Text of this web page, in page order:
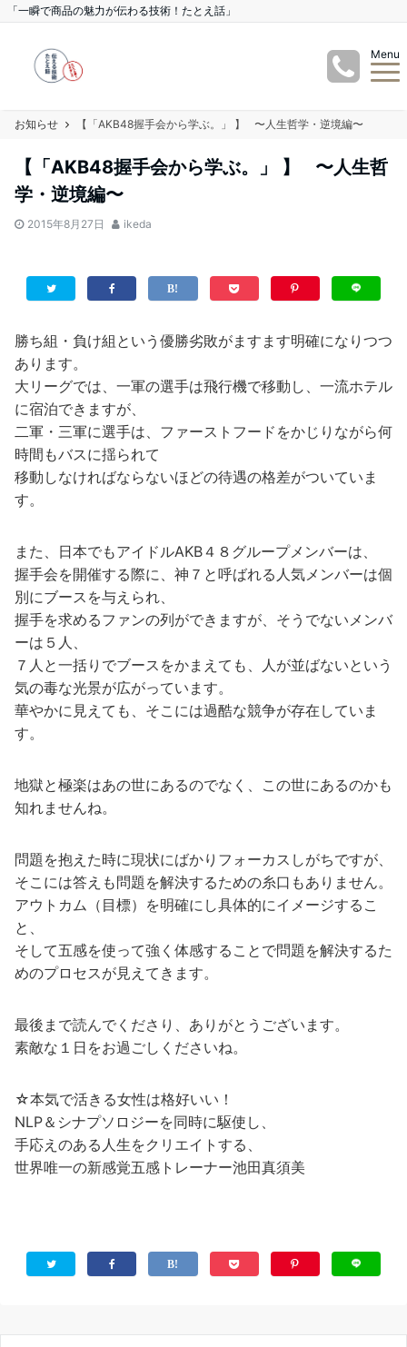
「一瞬で商品の魅力が伝わる技術！たとえ話」
Menu
お知らせ 【「AKB48握手会から学ぶ。」 】 〜人生哲学・逆境編〜
【「AKB48握手会から学ぶ。」 】 〜人生哲
学・逆境編〜
2015年8月27日 ikeda
勝ち組・負け組という優勝劣敗がますます明確になりつつ
あります。
大リーグでは、一軍の選手は飛行機で移動し、一流ホテル
に宿泊できますが、
二軍・三軍に選手は、ファーストフードをかじりながら何
時間もバスに揺られて
移動しなければならないほどの待遇の格差がついていま
す。
また、日本でもアイドルAKB４８グループメンバーは、
握手会を開催する際に、神７と呼ばれる人気メンバーは個
別にブースを与えられ、
握手を求めるファンの列ができますが、そうでないメンバ
ーは５人、
７人と一括りでブースをかまえても、人が並ばないという
気の毒な光景が広がっています。
華やかに見えても、そこには過酷な競争が存在していま
す。
地獄と極楽はあの世にあるのでなく、この世にあるのかも
知れませんね。
問題を抱えた時に現状にばかりフォーカスしがちですが、
そこには答えも問題を解決するための糸口もありません。
アウトカム（目標）を明確にし具体的にイメージするこ
と、
そして五感を使って強く体感することで問題を解決するた
めのプロセスが見えてきます。
最後まで読んでくださり、ありがとうございます。
素敵な１日をお過ごしくださいね。
☆本気で活きる女性は格好いい！
NLP＆シナプソロジーを同時に駆使し、
手応えのある人生をクリエイトする、
世界唯一の新感覚五感トレーナー池田真須美